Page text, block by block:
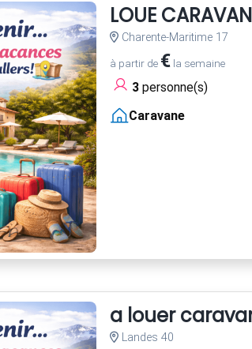
LOUE
Charente-Maritime 17
à partir de €la semaine
3personne(s)
Caravane
a louer
Landes 40